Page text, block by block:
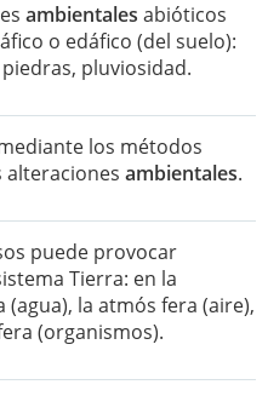
ambientales abióticos
o edáfico (del suelo):
pluviosidad.
los métodos
alteraciones ambientales.
puede provocar
Tierra: en la
la atmós fera (aire),
(organismos).